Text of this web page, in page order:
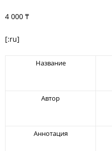
2.52
основ
е
4 000 ₸
[:ru]
Название
Автор
Аннотация